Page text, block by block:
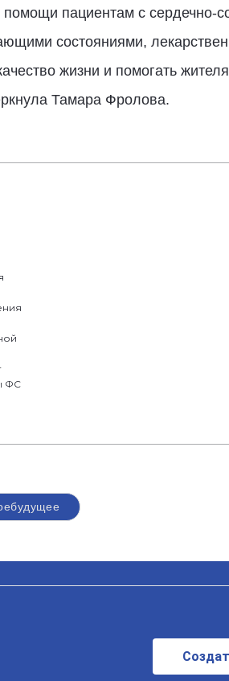
помощи пациентам с сердечно-
состояниями,
жизни и помогать
Тамара Фролова.
ФС